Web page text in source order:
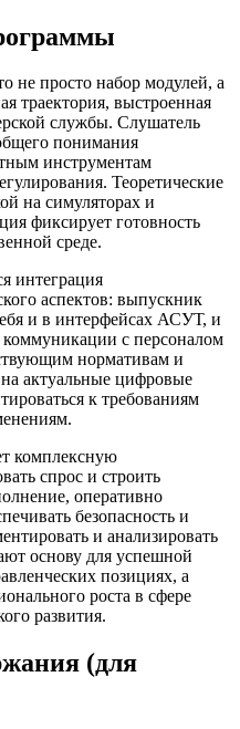
не просто набор модулей, а
траектория, выстроенная
службы. Слушатель
понимания
инструментам
Теоретические
на симуляторах и
фиксирует готовность
среде.
интеграция
аспектов: выпускник
и в интерфейсах АСУТ, и
с персоналом
нормативам и
актуальные цифровые
к требованиям
комплексную
спрос и строить
оперативно
безопасность и
и анализировать
основу для успешной
позициях, а
роста в сфере
развития.
(для